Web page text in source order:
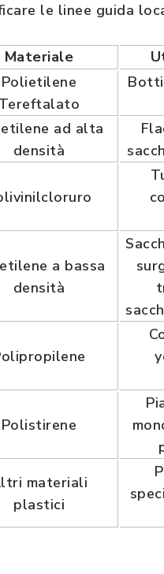
le linee guida
Materiale
Polietilene
Tereftalato
ad alta
densità
a bassa
densità
Polistirene
materiali
plastici